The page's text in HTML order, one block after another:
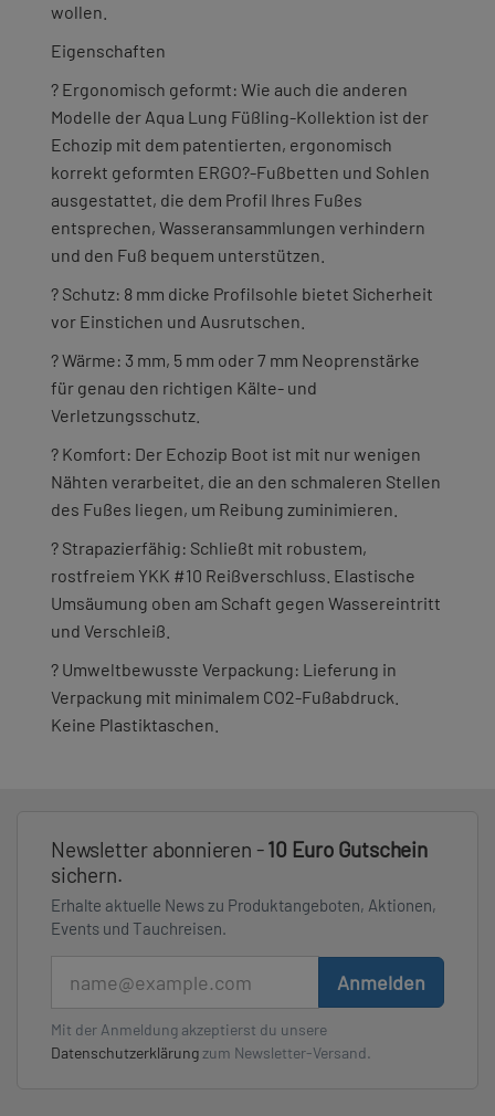
wollen.
Eigenschaften
? Ergonomisch geformt: Wie auch die anderen
Modelle der Aqua Lung Füßling-Kollektion ist der
Echozip mit dem patentierten, ergonomisch
korrekt geformten ERGO?-Fußbetten und Sohlen
ausgestattet, die dem Profil Ihres Fußes
entsprechen, Wasseransammlungen verhindern
und den Fuß bequem unterstützen.
? Schutz: 8 mm dicke Profilsohle bietet Sicherheit
vor Einstichen und Ausrutschen.
? Wärme: 3 mm, 5 mm oder 7 mm Neoprenstärke
für genau den richtigen Kälte- und
Verletzungsschutz.
? Komfort: Der Echozip Boot ist mit nur wenigen
Nähten verarbeitet, die an den schmaleren Stellen
des Fußes liegen, um Reibung zuminimieren.
? Strapazierfähig: Schließt mit robustem,
rostfreiem YKK #10 Reißverschluss. Elastische
Umsäumung oben am Schaft gegen Wassereintritt
und Verschleiß.
? Umweltbewusste Verpackung: Lieferung in
Verpackung mit minimalem CO2-Fußabdruck.
Keine Plastiktaschen.
Newsletter abonnieren -10 Euro Gutschein
sichern.
Erhalte aktuelle News zu Produktangeboten, Aktionen,
Events und Tauchreisen.
Anmelden
Mit der Anmeldung akzeptierst du unsere
Datenschutzerklärung zum Newsletter-Versand.